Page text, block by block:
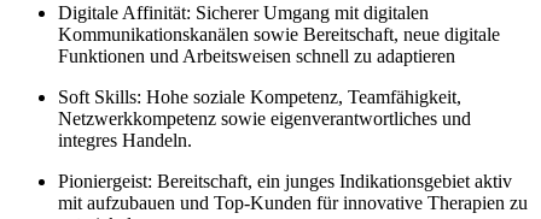
Digitale Affinität: Sicherer Umgang mit digitalen
Kommunikationskanälen sowie Bereitschaft, neue digitale
Funktionen und Arbeitsweisen schnell zu adaptieren
Soft Skills: Hohe soziale Kompetenz, Teamfähigkeit,
Netzwerkkompetenz sowie eigenverantwortliches und
integres Handeln.
Pioniergeist: Bereitschaft, ein junges Indikationsgebiet aktiv
mit aufzubauen und Top-Kunden für innovative Therapien zu